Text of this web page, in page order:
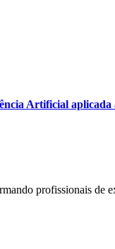
Artificial aplicada
profissionais de